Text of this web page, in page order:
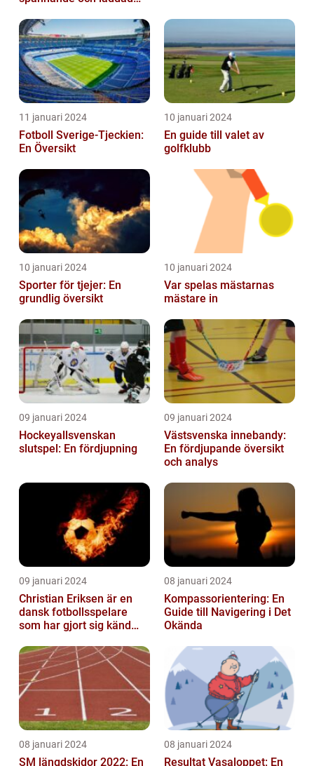
historia
11 januari 2024
Fotboll Sverige-Tjeckien:
En Översikt
10 januari 2024
En guide till valet av
golfklubb
10 januari 2024
Sporter för tjejer: En
grundlig översikt
10 januari 2024
Var spelas mästarnas
mästare in
09 januari 2024
Hockeyallsvenskan
slutspel: En fördjupning
09 januari 2024
Västsvenska innebandy:
En fördjupande översikt
och analys
09 januari 2024
Christian Eriksen är en
dansk fotbollsspelare
som har gjort sig känd
mittfältarna...
08 januari 2024
Kompassorientering: En
Guide till Navigering i Det
Okända
08 januari 2024
SM längdskidor 2022: En
08 januari 2024
Resultat Vasaloppet: En